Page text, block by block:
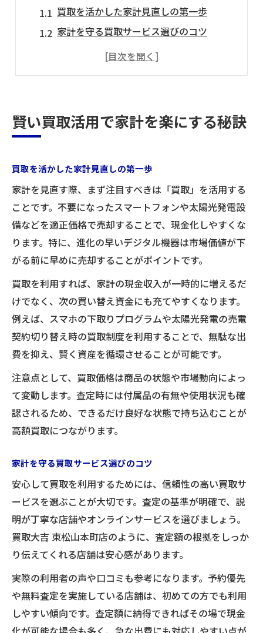
買取を活かした家計見直しの第一歩
家計を守る買取サービス選びのコツ
買取で得するための査定ポイント解説
割引制度を使って買い替え費用を節約
割引制度の基礎と買取の関係性を理解
買い替え時の割引制度活用ポイント集
買取と割引を併用する具体的な方法
対象となる割引制度の最新情報を解説
スマホや太陽光発電の買取ポイント徹底解説
スマホ買取で高評価を得るための準備
買取成立までの流れと注意すべき点
状態別に変わる買取価格の目安を理解
買取希望額の伝え方で損しない対策
割引と買取を活かした新しい乗り換え術
割引と買取を組み合わせた乗り換え戦略
スマホ買い替え時の買取活用ポイント
太陽光発電でも使える乗り換え術とは
買取サービスの選び方と注意点を解説
家計見直しなら買取と制度の組み合わせ
家計改善に貢献する買取と制度活用法
割引制度と買取の併用事例を紹介
無理なく始める家計見直しの第一歩
買取サービス選びで家計に差をつける
制度変更時の買取活用ポイント解説
買取プログラムがもたらす節約メリット
買取プログラムで得られる家計のメリット
賢い買取活用で家計を楽にする秘訣
買取を活かした家計見直しの第一歩
家計を見直す際、まず注目すべきは「買取」を活用する
ことです。不要になったスマートフォンや太陽光発電設
備などを適正価格で売却することで、現金化しやすくな
ります。特に、進化の早いデジタル機器は市場価値が下
がる前に早めに売却することがポイントです。
買取を利用すれば、家計の現金収入が一時的に増えるだ
けでなく、次の買い替え資金にも充てやすくなります。
例えば、スマホの下取りプログラムや太陽光発電の売電
契約切り替え時の買取制度を利用することで、無駄な出
費を抑え、賢く資産を循環させることが可能です。
注意点として、買取価格は商品の状態や市場動向によっ
て変動します。査定時には付属品の有無や使用状況も確
認されるため、できるだけ良好な状態で持ち込むことが
高額買取につながります。
家計を守る買取サービス選びのコツ
安心して買取を利用するためには、信頼性の高い買取サ
ービスを選ぶことが大切です。査定の基準が明確で、説
明が丁寧な店舗やオンラインサービスを選びましょう。
買取大吉 東松山本町店のように、査定額の根拠をしっか
り伝えてくれる店舗は安心感があります。
実際の利用者の声や口コミも参考になります。予約優先
や無料査定を実施している店舗は、初めての方でも利用
しやすい傾向です。査定額に納得できればその場で現金